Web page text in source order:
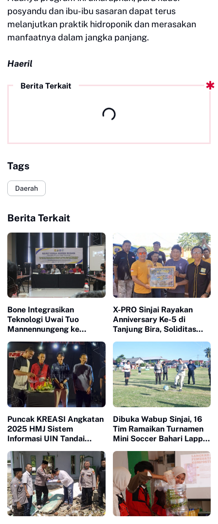
posyandu dan ibu-ibu sasaran dapat terus
melanjutkan praktik hidroponik dan merasakan
manfaatnya dalam jangka panjang.
Haeril
Berita Terkait
Tags
Daerah
Berita Terkait
Bone Integrasikan
Teknologi Uwai Tuo
Mannennungeng ke
Dukung Modernisasi
Irigasi
X-PRO Sinjai Rayakan
Anniversary Ke-5 di
Tanjung Bira, Soliditas
Puncak KREASI Angkatan
2025 HMJ Sistem
Informasi UIN Tandai
Dibuka Wabup Sinjai, 16
Tim Ramaikan Turnamen
Mini Soccer Bahari Lappa